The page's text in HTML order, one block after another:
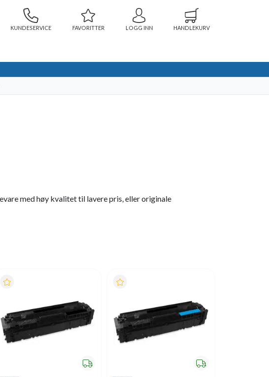
KUNDESERVICE FAVORITTER LOGG INN HANDLEKURV
med høy kvalitet til lavere pris, eller originale